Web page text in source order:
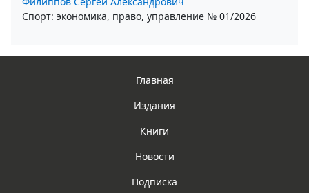
Спорт: экономика, право, управление № 01/2026
Главная
Издания
Книги
Новости
Подписка